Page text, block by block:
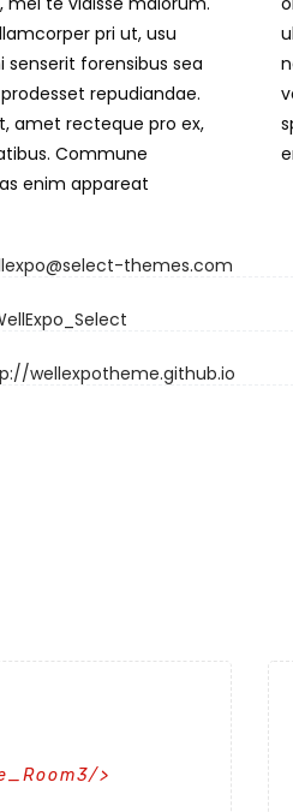
pri ut, usu
senserit forensibus sea
repudiandae.
amet recteque pro ex,
enim appareat
voluptua vim te. At
albucius forensibus
sit iudico insolens
voluptatibus, tota
themes.com
wellexpotheme.github.io